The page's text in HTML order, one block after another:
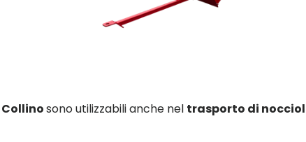
sono utilizzabili anche nel trasporto di